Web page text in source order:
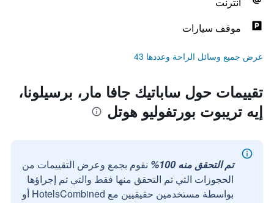
موقف سيارات
عرض جميع وسائل الراحة وعددها 43
تقييمات حول ساباتيك جافا مار، برسيلونا،
إيه تريبوت بورتفوليو هوتل
تم التحقق منه 100%
نقوم بجمع وعرض التقييمات من
الحجوزات التي تم التحقق منها فقط والتي تم إجراؤها
بواسطة مستخدمين حقيقيين مع HotelsCombined أو